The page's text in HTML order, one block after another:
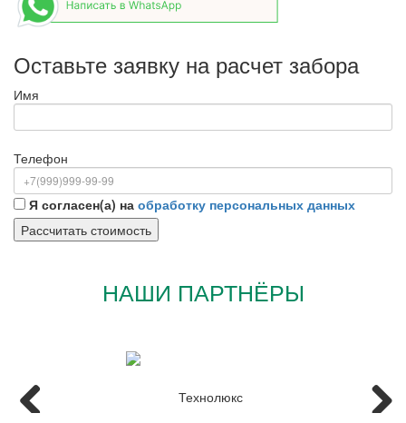
Оставьте заявку на расчет забора
Имя
Телефон
Я согласен(а) на обработку персональных данных
НАШИ ПАРТНЁРЫ